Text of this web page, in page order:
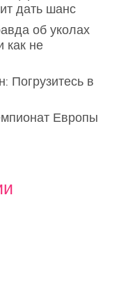
дать шанс
об уколах
как не
Погрузитесь в
Европы